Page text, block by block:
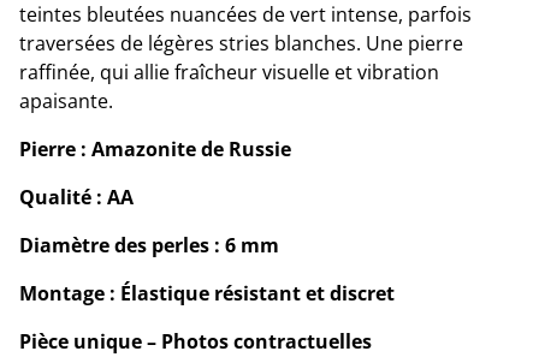
teintes bleutées nuancées de vert intense, parfois
traversées de légères stries blanches. Une pierre
raffinée, qui allie fraîcheur visuelle et vibration
apaisante.
Pierre : Amazonite de Russie
Qualité : AA
Diamètre des perles : 6 mm
Montage : Élastique résistant et discret
Pièce unique – Photos contractuelles